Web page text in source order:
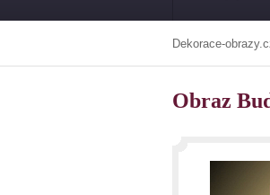
Dekorace-
Obraz